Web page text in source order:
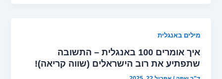
מילים באנגלית
איך אומרים 100 באנגלית – התשובה
שתפתיע את רוב הישראלים (שווה קריאה)!